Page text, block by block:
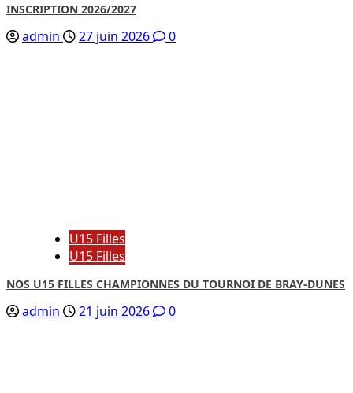
INSCRIPTION 2026/2027
admin 27 juin 2026 0
U15 Filles
U15 Filles
NOS U15 FILLES CHAMPIONNES DU TOURNOI DE BRAY-DUNES
admin 21 juin 2026 0